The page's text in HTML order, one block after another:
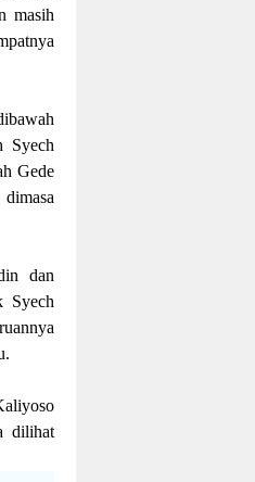
masih
Syech
Gede
dan
Syech
dilihat